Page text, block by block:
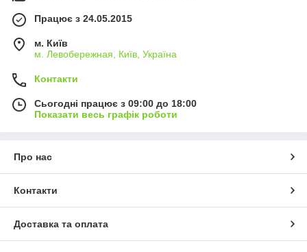
Працює з 24.05.2015
м. Київ
м. Левобережная, Київ, Україна
Контакти
Сьогодні працює з 09:00 до 18:00
Показати весь графік роботи
Про нас
Контакти
Доставка та оплата